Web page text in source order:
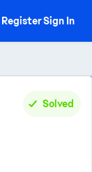
RegisterSign In
Solved